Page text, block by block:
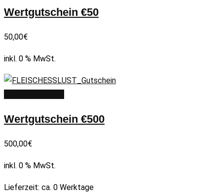
Wertgutschein €50
50,00€
inkl. 0 % MwSt.
Wertgutschein €500
500,00€
inkl. 0 % MwSt.
Lieferzeit: ca. 0 Werktage